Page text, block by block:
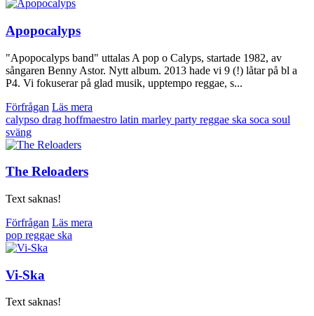
Apopocalyps
"Apopocalyps band" uttalas A pop o Calyps, startade 1982, av
sångaren Benny Astor. Nytt album. 2013 hade vi 9 (!) låtar på bl a
P4. Vi fokuserar på glad musik, upptempo reggae, s...
Förfrågan Läs mera
calypso drag hoffmaestro latin marley party reggae ska soca soul
sväng
The Reloaders
Text saknas!
Förfrågan Läs mera
pop reggae ska
Vi-Ska
Text saknas!